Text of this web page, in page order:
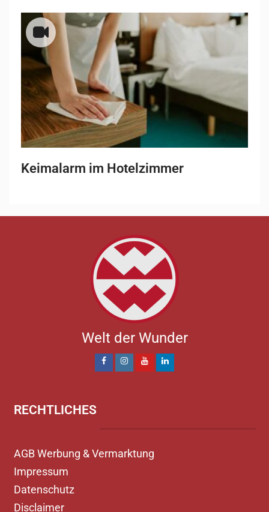
Keimalarm im Hotelzimmer
Welt der Wunder
RECHTLICHES
AGB Werbung & Vermarktung
Impressum
Datenschutz
Disclaimer